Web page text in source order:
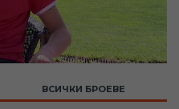
ВСИЧКИ БРОЕВЕ